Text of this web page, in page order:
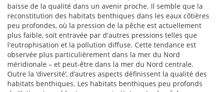
baisse de la qualité dans un avenir proche. Il semble que la
reconstitution des habitats benthiques dans les eaux côtières
peu profondes, où la pression de la pêche est actuellement
plus faible, soit entravée par d'autres pressions telles que
l'eutrophisation et la pollution diffuse. Cette tendance est
observée plus particulièrement dans la mer du Nord
méridionale – et peut-être dans la mer du Nord centrale.
Outre la ‘diversité’, d’autres aspects définissent la qualité des
habitats benthiques. Les habitats benthiques peu profonds